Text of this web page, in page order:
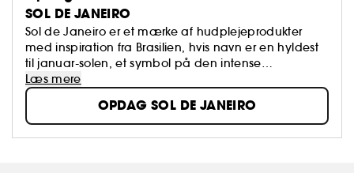
SOL DE JANEIRO
Sol de Janeiro er et mærke af hudplejeprodukter
med inspiration fra Brasilien, hvis navn er en hyldest
til januar-solen, et symbol på den intense
brasilianske sommer
Læs mere
OPDAG SOL DE JANEIRO